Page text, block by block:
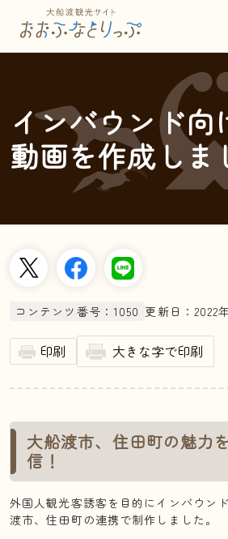
本文へスキップ
インバウンド向
動画を作成しま
コンテンツ番号：1050 更新日：2022
印刷 大きな字で印刷
大船渡市、住田町の魅力
信！
外国人観光客誘客を目的にインバウン
渡市、住田町の連携で制作しました。